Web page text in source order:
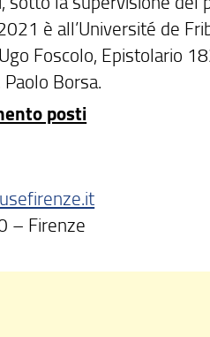
è all’Université de
Foscolo, Epistolario
Borsa.
posti
– Firenze